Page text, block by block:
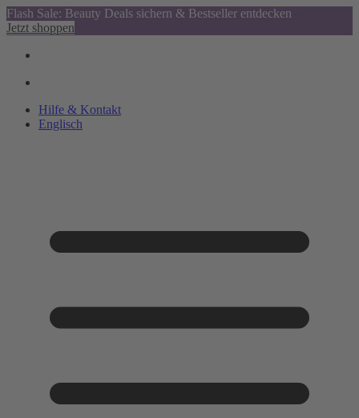
Flash Sale: Beauty Deals sichern & Bestseller entdecken
Jetzt shoppen
Hilfe & Kontakt
Englisch